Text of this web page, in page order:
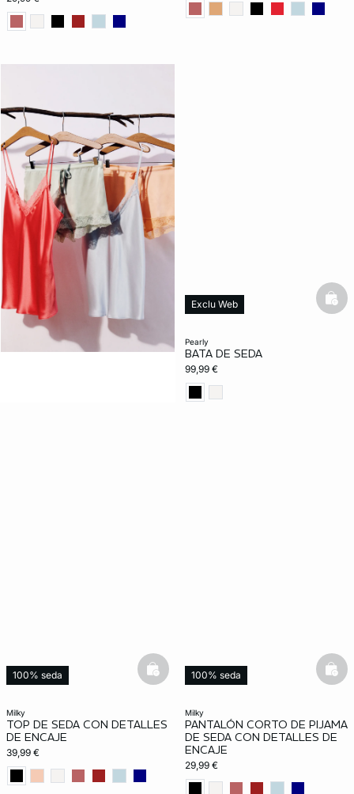
pearly
BATA DE SEDA
99,99 €
Exclu Web
milky
TOP DE SEDA CON DETALLES
DE ENCAJE
39,99 €
100% seda basketfull
milky
PANTALÓN CORTO DE PIJAMA
DE SEDA CON DETALLES DE
ENCAJE
29,99 €
100% seda